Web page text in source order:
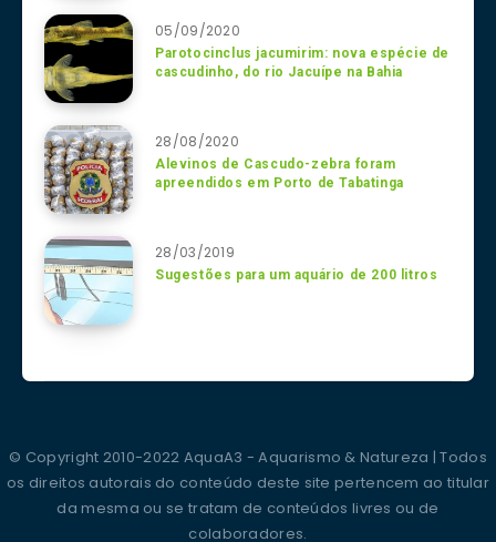
05/09/2020
Parotocinclus jacumirim: nova espécie de
cascudinho, do rio Jacuípe na Bahia
28/08/2020
Alevinos de Cascudo-zebra foram
apreendidos em Porto de Tabatinga
28/03/2019
Sugestões para um aquário de 200 litros
© Copyright 2010-2022 AquaA3 - Aquarismo & Natureza | Todos
os direitos autorais do conteúdo deste site pertencem ao titular
da mesma ou se tratam de conteúdos livres ou de
colaboradores.